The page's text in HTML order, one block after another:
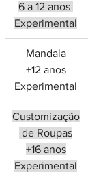
6 a 12 anos
Experimental
Mandala
+12 anos
Experimental
Customização
de Roupas
+16 anos
Experimental